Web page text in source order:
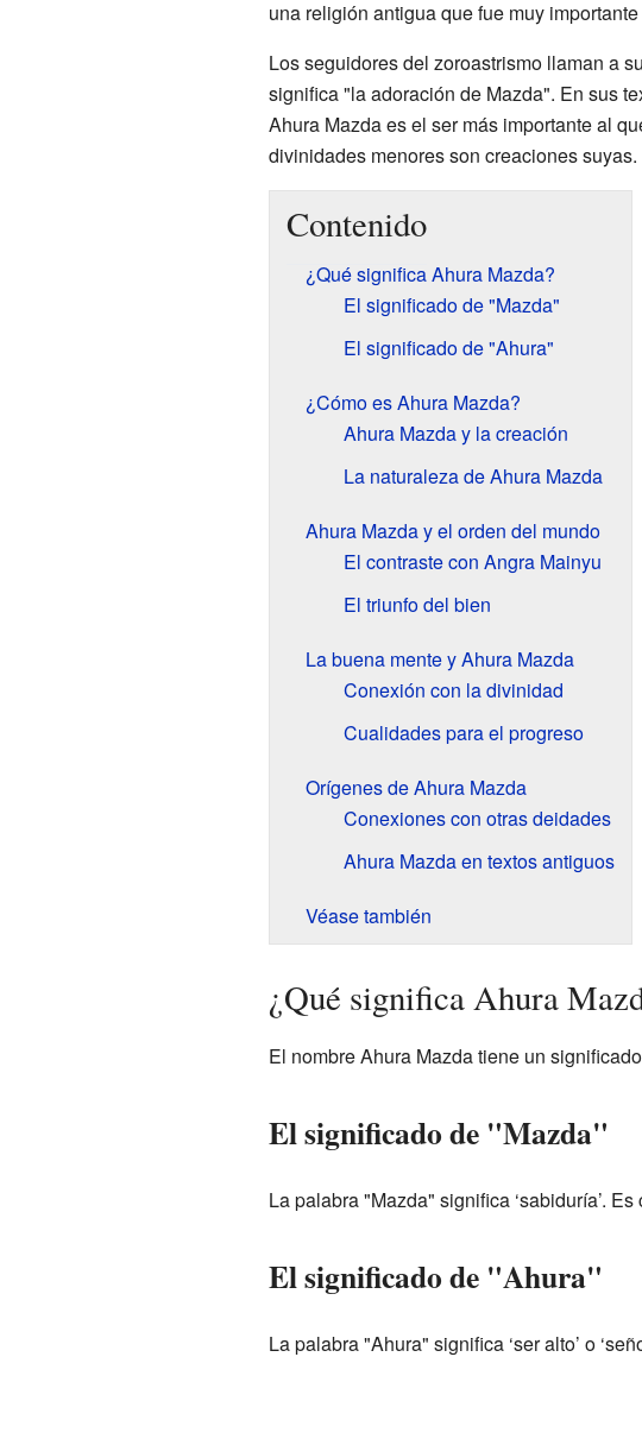
una religión antigua que fue muy
Los seguidores del zoroastrismo llaman a
significa "la adoración de Mazda". En sus
Ahura Mazda es el ser más importante al
divinidades menores son creaciones suyas.
Contenido
¿Qué significa Ahura Mazda?
El significado de "Mazda"
El significado de "Ahura"
¿Cómo es Ahura Mazda?
Ahura Mazda y la creación
La naturaleza de Ahura Mazda
Ahura Mazda y el orden del mundo
El contraste con Angra Mainyu
El triunfo del bien
La buena mente y Ahura Mazda
Conexión con la divinidad
Cualidades para el progreso
Orígenes de Ahura Mazda
Conexiones con otras deidades
Ahura Mazda en textos antiguos
Véase también
¿Qué significa Ahura
El nombre Ahura Mazda tiene un
El significado de "Mazda"
La palabra "Mazda" significa ‘sabiduría’.
El significado de "Ahura"
La palabra "Ahura" significa ‘ser alto’ o